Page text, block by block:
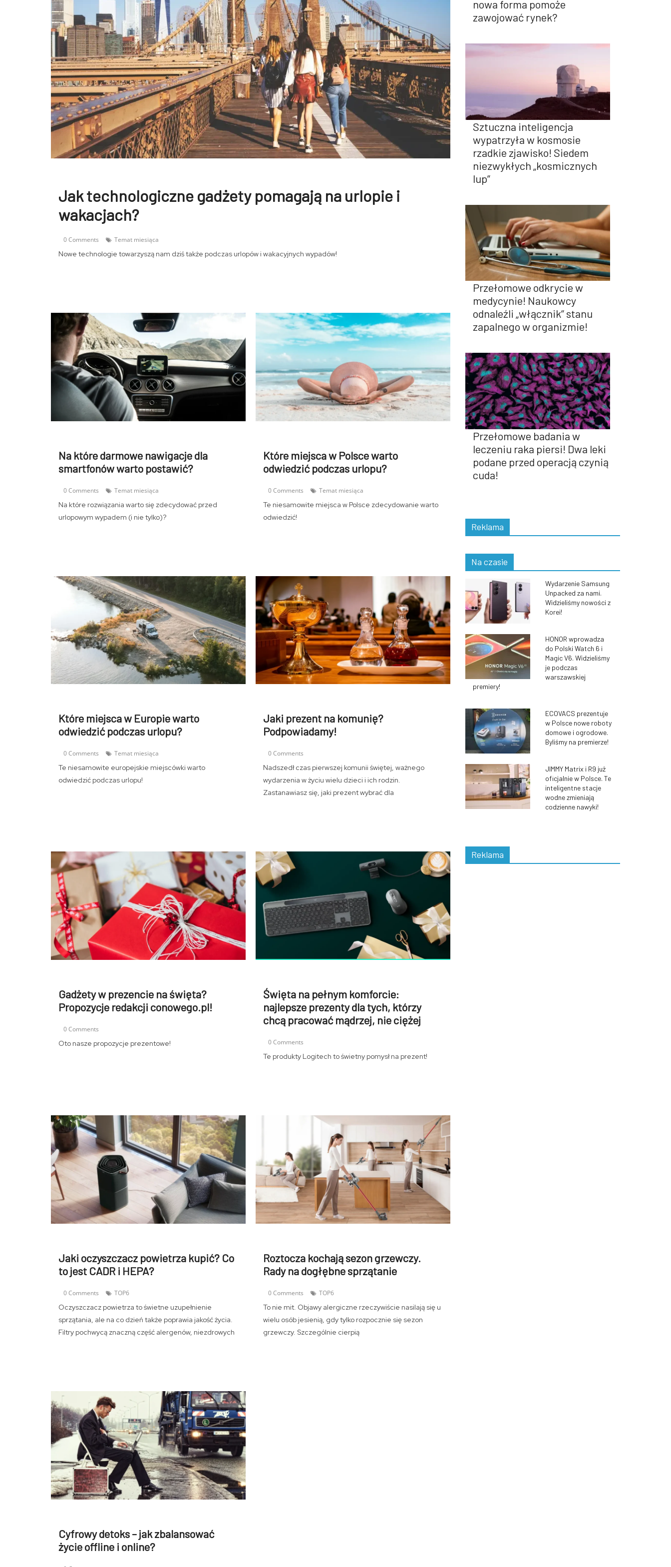
Jak technologiczne gadżety pomagają na urlopie i
wakacjach?
0 Comments Temat miesiąca
Nowe technologie towarzyszą nam dziś także podczas urlopów i wakacyjnych wypadów!
Na które darmowe nawigacje dla
smartfonów warto postawić?
0 Comments Temat miesiąca
Na które rozwiązania warto się zdecydować przed
urlopowym wypadem (i nie tylko)?
Które miejsca w Polsce warto
odwiedzić podczas urlopu?
0 Comments Temat miesiąca
Te niesamowite miejsca w Polsce zdecydowanie warto
odwiedzić!
Które miejsca w Europie warto
odwiedzić podczas urlopu?
0 Comments Temat miesiąca
Te niesamowite europejskie miejscówki warto
odwiedzić podczas urlopu!
Jaki prezent na komunię?
Podpowiadamy!
0 Comments
Nadszedł czas pierwszej komunii świętej, ważnego
wydarzenia w życiu wielu dzieci i ich rodzin.
Zastanawiasz się, jaki prezent wybrać dla
Gadżety w prezencie na święta?
Propozycje redakcji conowego.pl!
0 Comments
Oto nasze propozycje prezentowe!
Święta na pełnym komforcie:
najlepsze prezenty dla tych, którzy
chcą pracować mądrzej, nie ciężej
0 Comments
Te produkty Logitech to świetny pomysł na prezent!
Jaki oczyszczacz powietrza kupić? Co
to jest CADR i HEPA?
0 Comments TOP6
Oczyszczacz powietrza to świetne uzupełnienie
sprzątania, ale na co dzień także poprawia jakość życia.
Filtry pochwycą znaczną część alergenów, niezdrowych
Roztocza kochają sezon grzewczy.
Rady na dogłębne sprzątanie
0 Comments TOP6
To nie mit. Objawy alergiczne rzeczywiście nasilają się u
wielu osób jesienią, gdy tylko rozpocznie się sezon
grzewczy. Szczególnie cierpią
Cyfrowy detoks – jak zbalansować
życie offline i online?
nowa forma pomoże
zawojować rynek?
Sztuczna inteligencja
wypatrzyła w kosmosie
rzadkie zjawisko! Siedem
niezwykłych „kosmicznych
lup”
Przełomowe odkrycie w
medycynie! Naukowcy
odnaleźli „włącznik” stanu
zapalnego w organizmie!
Przełomowe badania w
leczeniu raka piersi! Dwa leki
podane przed operacją czynią
cuda!
Reklama
Na czasie
Wydarzenie Samsung
Unpacked za nami.
Widzieliśmy nowości z
Korei!
HONOR wprowadza
do Polski Watch 6 i
Magic V6. Widzieliśmy
je podczas
warszawskiej
premiery!
ECOVACS prezentuje
w Polsce nowe roboty
domowe i ogrodowe.
Byliśmy na premierze!
JIMMY Matrix i R9 już
oficjalnie w Polsce. Te
inteligentne stacje
wodne zmieniają
codzienne nawyki!
Reklama